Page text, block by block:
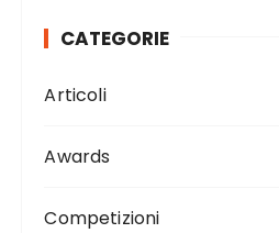
CATEGORIE
Articoli
Awards
Competizioni